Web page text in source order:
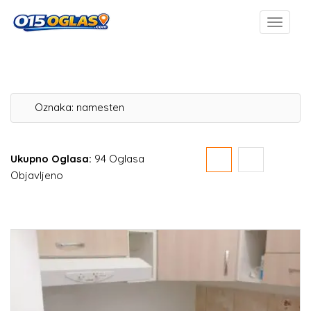
Oznaka: namesten
Ukupno Oglasa: 94 Oglasa
Objavljeno